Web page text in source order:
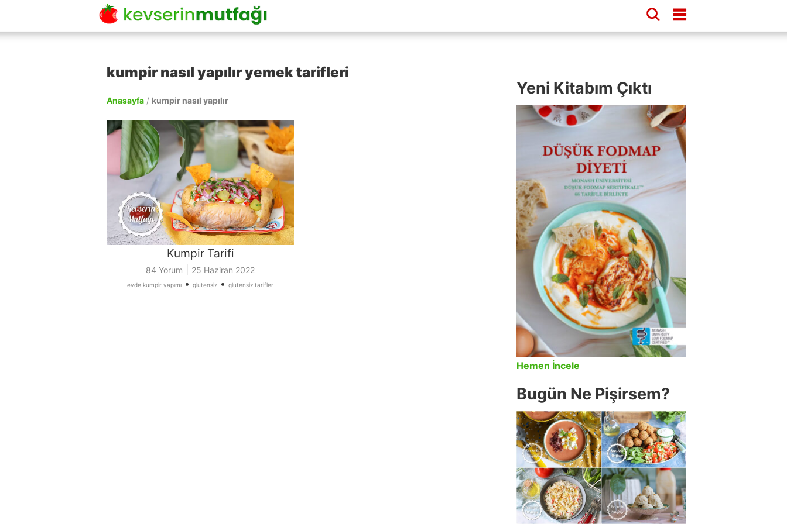
kumpir nasıl yapılır yemek tarifleri
Anasayfa / kumpir nasıl yapılır
Kumpir Tarifi
84 Yorum 25 Haziran 2022
evde kumpir yapımı • glutensiz • glutensiz tarifler
Yeni Kitabım Çıktı
Hemen İncele
Bugün Ne Pişirsem?